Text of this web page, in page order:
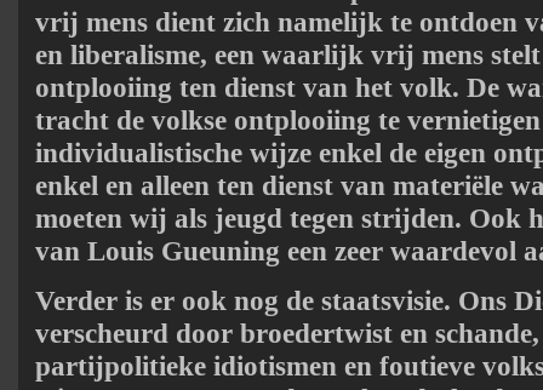
vrij mens dient zich namelijk te ontdoen
en liberalisme, een waarlijk vrij mens
ontplooiing ten dienst van het volk. De
tracht de volkse ontplooiing te vernietigen
individualistische wijze enkel de eigen
enkel en alleen ten dienst van materiële
moeten wij als jeugd tegen strijden. Ook
van Louis Gueuning een zeer waardevol
Verder is er ook nog de staatsvisie. Ons
verscheurd door broedertwist en
partijpolitieke idiotismen en foutieve